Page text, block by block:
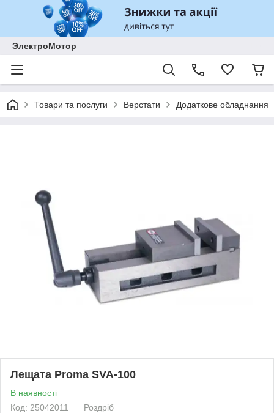
ЭлектроМотор
Товари та послуги Верстати Додаткове обладнання
Лещата Proma SVA-100
В наявності
Код: 25042011
Роздріб